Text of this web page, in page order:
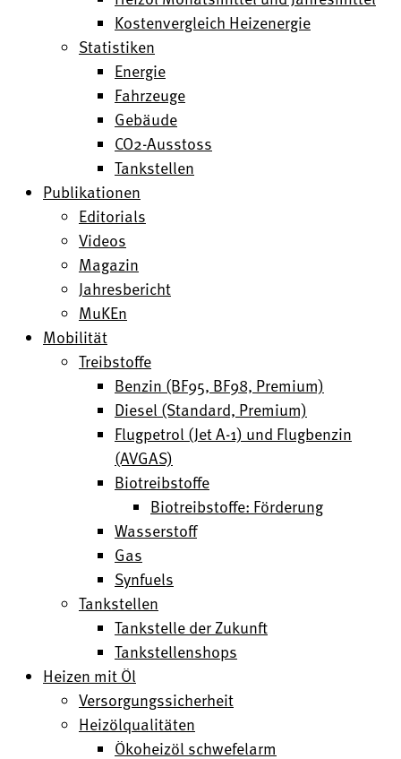
Kostenvergleich Heizenergie
Statistiken
Energie
Fahrzeuge
Gebäude
CO2-Ausstoss
Tankstellen
Publikationen
Editorials
Videos
Magazin
Jahresbericht
MuKEn
Mobilität
Treibstoffe
Benzin (BF95, BF98, Premium)
Diesel (Standard, Premium)
Flugpetrol (Jet A-1) und Flugbenzin
(AVGAS)
Biotreibstoffe
Biotreibstoffe: Förderung
Wasserstoff
Gas
Synfuels
Tankstellen
Tankstelle der Zukunft
Tankstellenshops
Heizen mit Öl
Versorgungssicherheit
Heizölqualitäten
Ökoheizöl schwefelarm